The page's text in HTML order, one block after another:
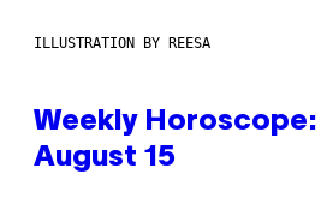
ILLUSTRATION BY REESA
Weekly
August 15